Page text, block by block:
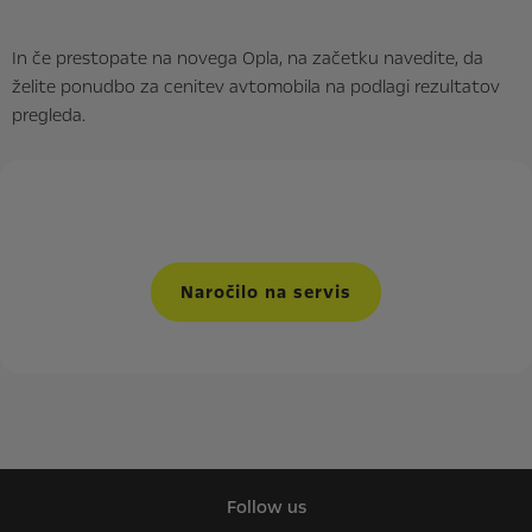
In če prestopate na novega Opla, na začetku navedite, da
želite ponudbo za cenitev avtomobila na podlagi rezultatov
pregleda.
Naročilo na servis
Follow us